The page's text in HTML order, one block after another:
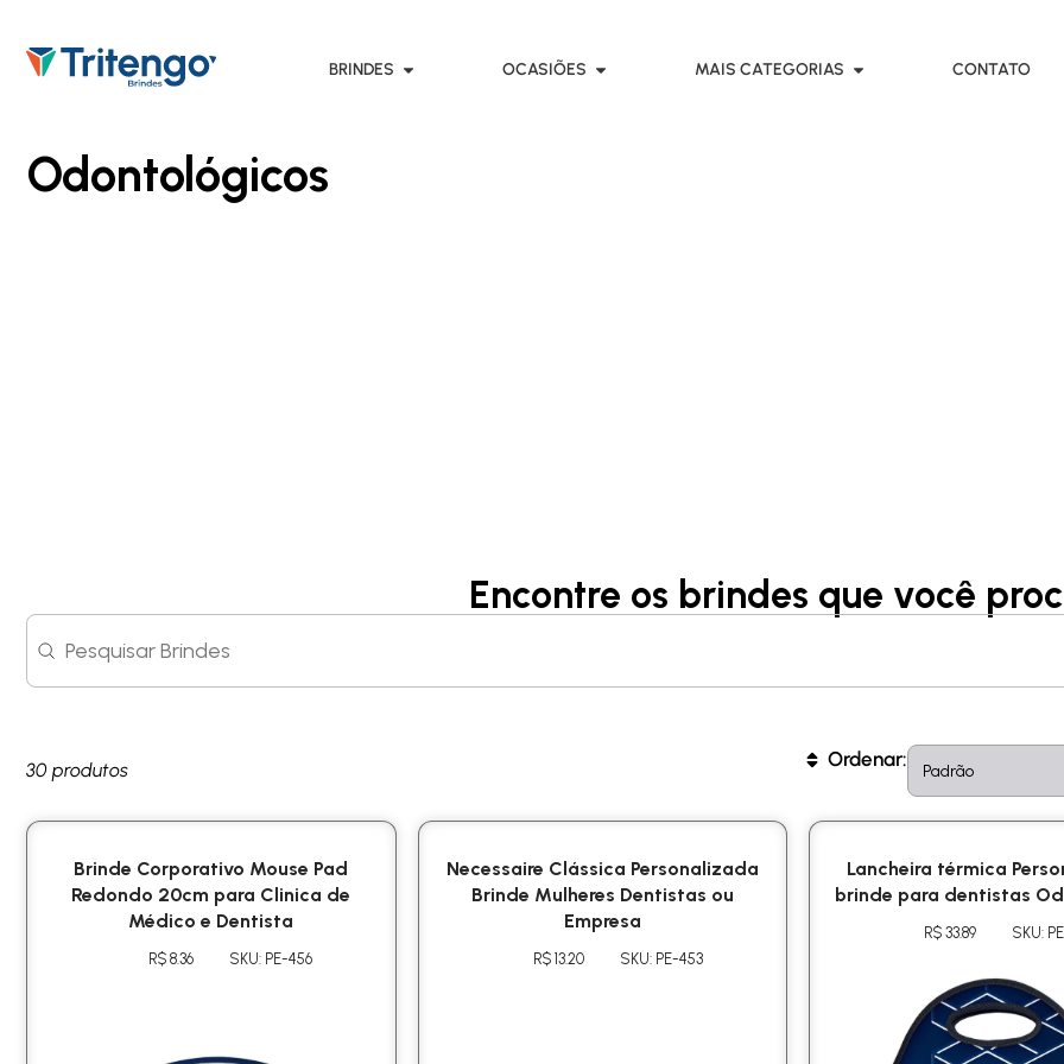
BRINDES OCASIÕES MAIS CATEGORIAS CONTATO
Odontológicos
Encontre os brindes que você
Search
Search content
30 produtos Ordenar:Sort
Sort content
Brinde Corporativo Mouse Pad
Redondo 20cm para Clinica de
Médico e Dentista
R$ 8.36 SKU: PE-456
Necessaire Clássica Personalizada
Brinde Mulheres Dentistas ou
Empresa
R$ 13.20 SKU: PE-453
Lancheira térmica
brinde para dentistas
R$ 33.89 SKU: